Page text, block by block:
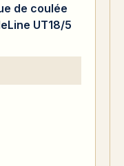
de coulée
UT18/5